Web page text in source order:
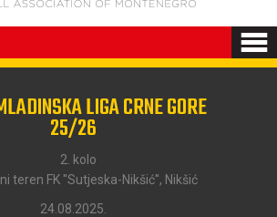
LIGA CRNE GORE
25/26
2. kolo
teren FK ''Sutjeska-Nikšić'', Nikšić
24.08.2025.